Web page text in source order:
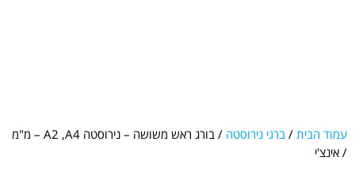
עמוד הבית / ברגי נירוסטה
/ בורג ראש משושה – נירוסטה A2 ,A4 – מ"מ
/ אינצ'י